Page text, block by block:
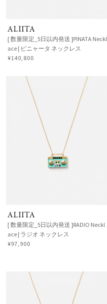
ALIITA
[ 数量限定_5日以内発送 ]PINATA Neckl
ace | ピニャータ ネックレス
¥140,800
ALIITA
[ 数量限定_5日以内発送 ]RADIO Neckl
ace | ラジオ ネックレス
¥97,900